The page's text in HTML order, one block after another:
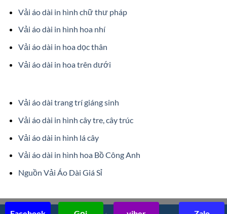
Vải áo dài in hình chữ thư pháp
Vải áo dài in hình hoa nhí
Vải áo dài in hoa dọc thân
Vải áo dài in hoa trên dưới
Vải áo dài trang trí giáng sinh
Vải áo dài in hình cây tre, cây trúc
Vải áo dài in hình lá cây
Vải áo dài in hình hoa Bồ Công Anh
Nguồn Vải Áo Dài Giá Sỉ